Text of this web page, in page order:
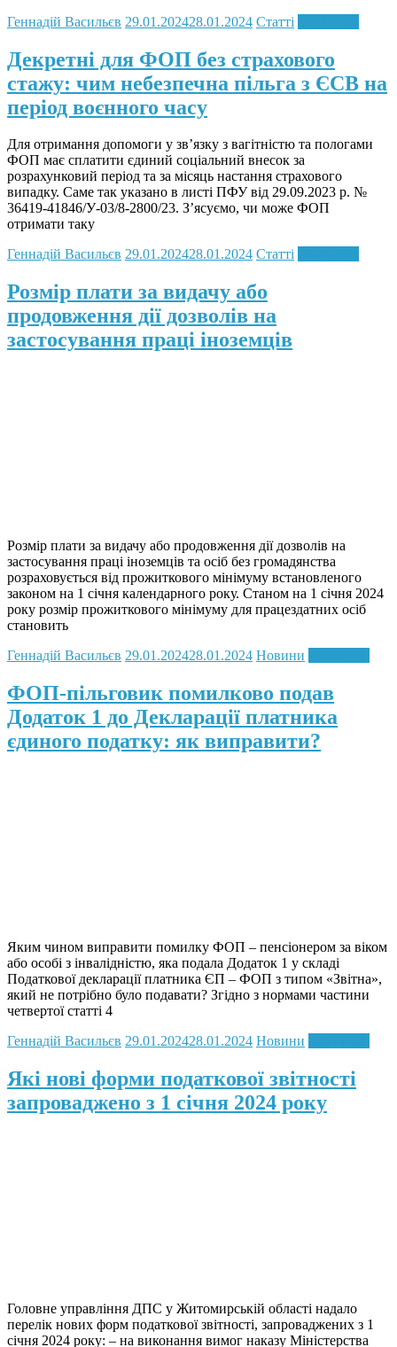
Геннадій Васильєв 29.01.202428.01.2024 Статті
Декретні для ФОП без страхового
стажу: чим небезпечна пільга з ЄСВ на
період воєнного часу
Для отримання допомоги у зв’язку з вагітністю та пологами
ФОП має сплатити єдиний соціальний внесок за
розрахунковий період та за місяць настання страхового
випадку. Саме так указано в листі ПФУ від 29.09.2023 р. №
36419-41846/У-03/8-2800/23. З’ясуємо, чи може ФОП
отримати таку
Геннадій Васильєв 29.01.202428.01.2024 Статті
Розмір плати за видачу або
продовження дії дозволів на
застосування праці іноземців
Розмір плати за видачу або продовження дії дозволів на
застосування праці іноземців та осіб без громадянства
розраховується від прожиткового мінімуму встановленого
законом на 1 січня календарного року. Станом на 1 січня 2024
року розмір прожиткового мінімуму для працездатних осіб
становить
Геннадій Васильєв 29.01.202428.01.2024 Новини
ФОП-пільговик помилково подав
Додаток 1 до Декларації платника
єдиного податку: як виправити?
Яким чином виправити помилку ФОП – пенсіонером за віком
або особі з інвалідністю, яка подала Додаток 1 у складі
Податкової декларації платника ЄП – ФОП з типом «Звітна»,
який не потрібно було подавати? Згідно з нормами частини
четвертої статті 4
Геннадій Васильєв 29.01.202428.01.2024 Новини
Які нові форми податкової звітності
запроваджено з 1 січня 2024 року
Головне управління ДПС у Житомирській області надало
перелік нових форм податкової звітності, запроваджених з 1
січня 2024 року: – на виконання вимог наказу Міністерства